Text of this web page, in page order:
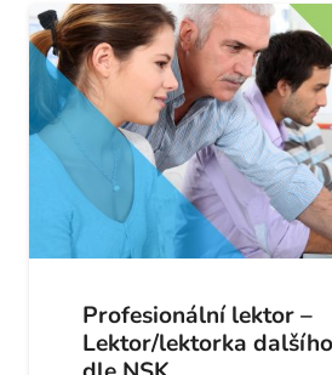
Profesionální lektor –
Lektor/lektorka